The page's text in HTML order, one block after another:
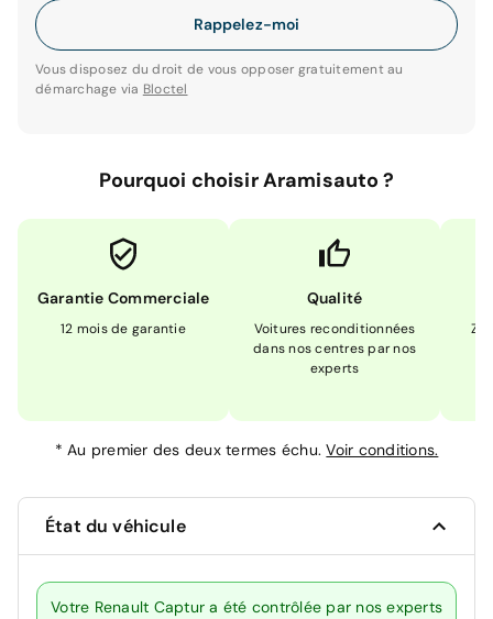
Rappelez-moi
Vous disposez du droit de vous opposer gratuitement au
démarchage via Bloctel
Pourquoi choisir Aramisauto ?
Garantie Commerciale
12 mois de garantie
Qualité
Voitures reconditionnées
dans nos centres par nos
experts
*Au premier des deux termes échu.Voir conditions.
État du véhicule
Votre Renault Captur a été contrôlée par nos experts